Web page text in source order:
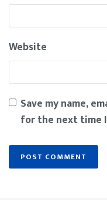
Website
Save my name,
for the next time